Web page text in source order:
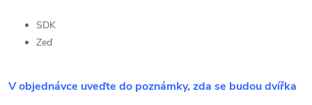
SDK
Zeď
V objednávce uveďte do poznámky, zda se budou dvířka